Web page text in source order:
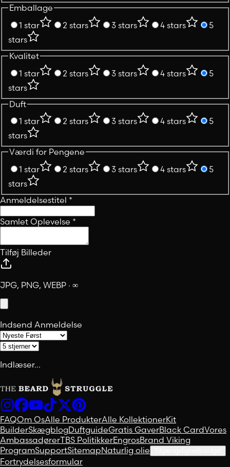
Emballage
1 star
2 stars 3 stars 4 stars
5
stars
Kvalitet
1 star
2 stars 3 stars 4 stars
5
stars
Duft
1 star
2 stars 3 stars 4 stars
5
stars
Værdi for Pengene
1 star
2 stars 3 stars 4 stars
5
stars
Anmeldelsestitel *
Samlet Oplevelse *
Tilføj Billeder
JPG, PNG, WEBP · ∞
Indsend Anmeldelse
Indlæser...
FAQOm OsAlle ProdukterAlle KollektionerKit
BuilderSkægblogDuftguideGratis GaverBlack CardVores
AmbassadørerTBS PolitikkerEngrosBrand Viking
ProgramSupportSitemapNaturlig olie
Fortrydelsesformular